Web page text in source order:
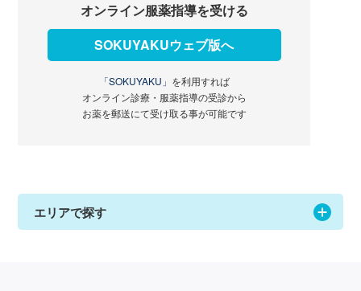
オンライン服薬指導を受ける
SOKUYAKUウェブ版へ
「SOKUYAKU」 を利用すれば
オンライン診療・服薬指導の受診から
お薬を郵送にて受け取る事が可能です
エリアで探す